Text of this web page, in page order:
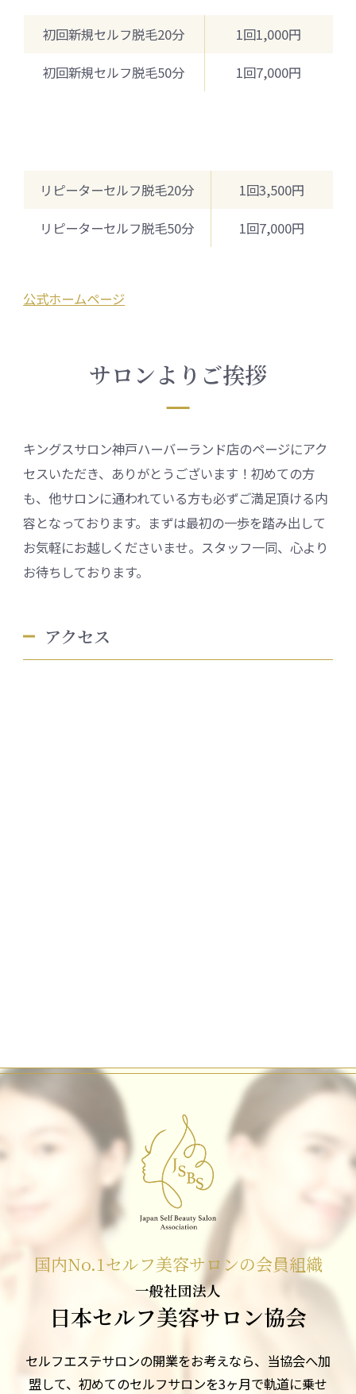
初回新規セルフ脱毛20分
1回1,000円
初回新規セルフ脱毛50分
1回7,000円
リピーターセルフ脱毛20分
1回3,500円
リピーターセルフ脱毛50分
1回7,000円
公式ホームページ
サロンよりご挨拶
キングスサロン神戸ハーバーランド店のページにアク
セスいただき、ありがとうございます！初めての方
も、他サロンに通われている方も必ずご満足頂ける内
容となっております。まずは最初の一歩を踏み出して
お気軽にお越しくださいませ。スタッフ一同、心より
お待ちしております。
アクセス
国内No.1セルフ美容サロンの会員組織
一般社団法人
日本セルフ美容サロン協会
セルフエステサロンの開業をお考えなら、 当協会へ加
盟して、初めてのセルフサロンを3ヶ月で軌道に乗せ